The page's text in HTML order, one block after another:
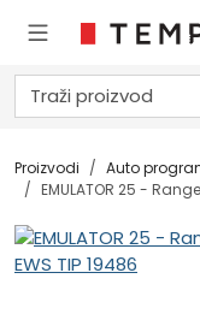
Proizvodi Auto
EMULATOR 25 -